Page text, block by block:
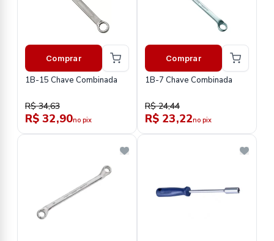
Comprar
1B-15 Chave Combinada
R$ 34,63
R$ 32,90no pix
Comprar
1B-7 Chave Combinada
R$ 24,44
R$ 23,22no pix